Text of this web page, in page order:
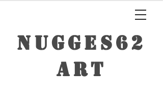
NUGGES62
ART